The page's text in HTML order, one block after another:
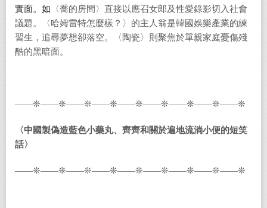
實面。如 〈喬的房間〉直接以應召女郎及性愛錄影切入社會
議題。〈哈姆雷特怎麼樣？〉的主人翁是韓國娛樂產業的練
習生，追尋夢想卻落空。〈陶瓷〉則聚焦於單親家庭憂傷殘
酷的黑暗面。
——❊——❊——❊——❊——❊——❊——❊——❊——❊
〈中國製偽造藍色小藥丸、齊齊和關於遍地流淌小便的短笑
話〉
——❊——❊——❊——❊——❊——❊——❊——❊——❊